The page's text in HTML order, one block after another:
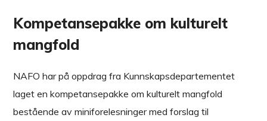
Kompetansepakke om kulturelt
mangfold
NAFO har på oppdrag fra Kunnskapsdepartementet
laget en kompetansepakke om kulturelt mangfold
bestående av miniforelesninger med forslag til